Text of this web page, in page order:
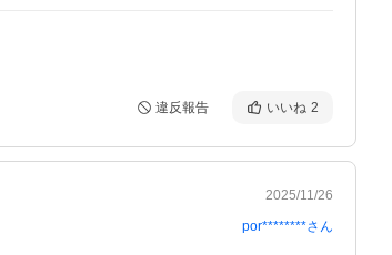
違反報告 いいね 2
2025/11/26
por********さん